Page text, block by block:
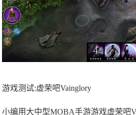
游戏测试:虚荣吧Vainglory
小编用大中型MOBA手游游戏虚荣吧